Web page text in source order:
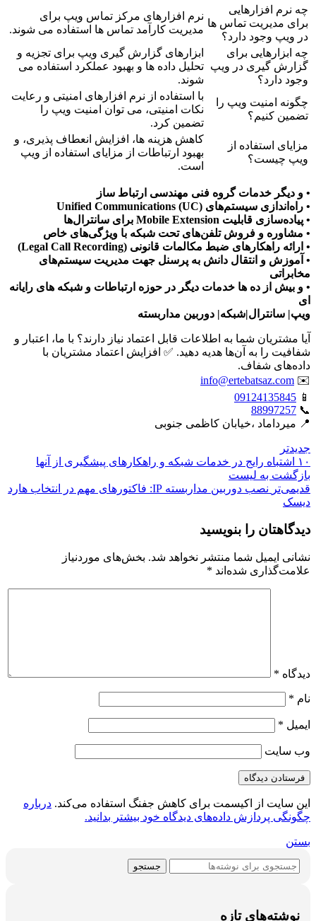
چه نرم افزارهایی
برای مدیریت تماس ها
در ویپ وجود دارد؟
نرم افزارهای مرکز تماس ویپ برای
مدیریت کارآمد تماس ها استفاده می شوند.
چه ابزارهایی برای
گزارش گیری در ویپ
وجود دارد؟
ابزارهای گزارش گیری ویپ برای تجزیه و
تحلیل داده ها و بهبود عملکرد استفاده می
شوند.
چگونه امنیت ویپ را
تضمین کنیم؟
با استفاده از نرم افزارهای امنیتی و رعایت
نکات امنیتی، می توان امنیت ویپ را
تضمین کرد.
مزایای استفاده از
ویپ چیست؟
کاهش هزینه ها، افزایش انعطاف پذیری، و
بهبود ارتباطات از مزایای استفاده از ویپ
است.
• و دیگر خدمات گروه فنی مهندسی ارتباط ساز
• راه‌اندازی سیستم‌های Unified Communications (UC)
• پیاده‌سازی قابلیت Mobile Extension برای سانترال‌ها
• مشاوره و فروش تلفن‌های تحت شبکه با ویژگی‌های خاص
• ارائه راهکارهای ضبط مکالمات قانونی (Legal Call Recording)
• آموزش و انتقال دانش به پرسنل جهت مدیریت سیستم‌های
مخابراتی
• و بیش از ده ها خدمات دیگر در حوزه ارتباطات و شبکه های رایانه
ای
ویپ| سانترال|شبکه| دوربین مداربسته
آیا مشتریان شما به اطلاعات قابل اعتماد نیاز دارند؟ با ما، اعتبار و
شفافیت را به آن‌ها هدیه دهید. ✅ افزایش اعتماد مشتریان با
داده‌های شفاف.
✉️
info@ertebatsaz.com
📱
09124135845
📞
88997257
📍 میرداماد ،خیابان کاظمی جنوبی
جدیدتر
۱۰ اشتباه رایج در خدمات شبکه و راهکارهای پیشگیری از آنها
بازگشت بە لیست
قدیمی‌تر
نصب دوربین مداربسته IP: فاکتورهای مهم در انتخاب هارد
دیسک
دیدگاهتان را بنویسید
نشانی ایمیل شما منتشر نخواهد شد. بخش‌های موردنیاز
علامت‌گذاری شده‌اند *
دیدگاه *
نام *
ایمیل *
وب‌ سایت
این سایت از اکیسمت برای کاهش جفنگ استفاده می‌کند. درباره
چگونگی پردازش داده‌های دیدگاه خود بیشتر بدانید.
بستن
جستجو
نوشته‌های تازه